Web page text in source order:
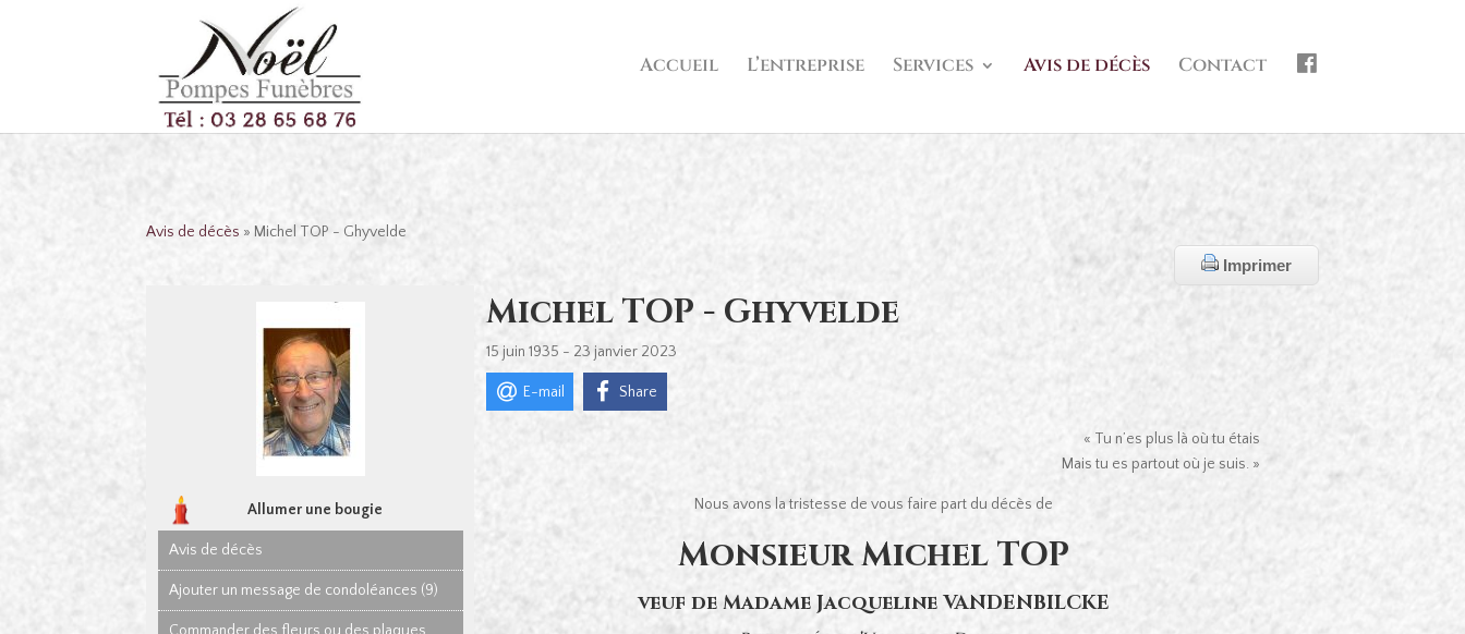
Accueil L’entreprise Services Avis de décès Contact
Avis de décès » Michel TOP - Ghyvelde
Imprimer
Allumer une bougie
Avis de décès
Ajouter un message de condoléances (9)
Michel TOP - Ghyvelde
15 juin 1935 - 23 janvier 2023
E-mail Share
« Tu n’es plus là où tu étais
Mais tu es partout où je suis. »
Nous avons la tristesse de vous faire part du décès de
Monsieur Michel TOP
veuf de Madame Jacqueline VANDENBILCKE